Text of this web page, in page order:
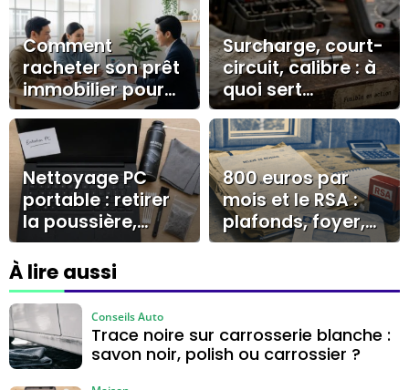
Comment
racheter son prêt
immobilier pour
réaliser des
économies
durables ?
Surcharge, court-
circuit, calibre : à
quoi sert
vraiment un
fusible ?
Nettoyage PC
portable : retirer
la poussière,
limiter la
surchauffe et
corriger les
lenteurs
800 euros par
mois et le RSA :
plafonds, foyer,
forfait logement
À lire aussi
Trace noire sur carrosserie blanche :
savon noir, polish ou carrossier ?
Conseils Auto